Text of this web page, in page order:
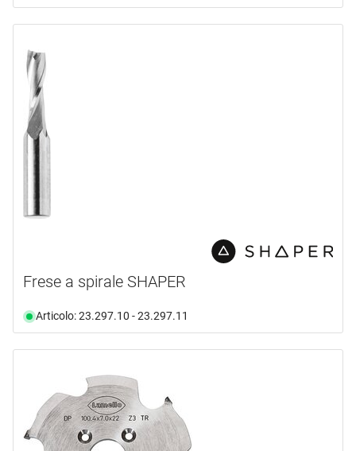
Frese a spirale SHAPER
Articolo: 23.297.10 - 23.297.11